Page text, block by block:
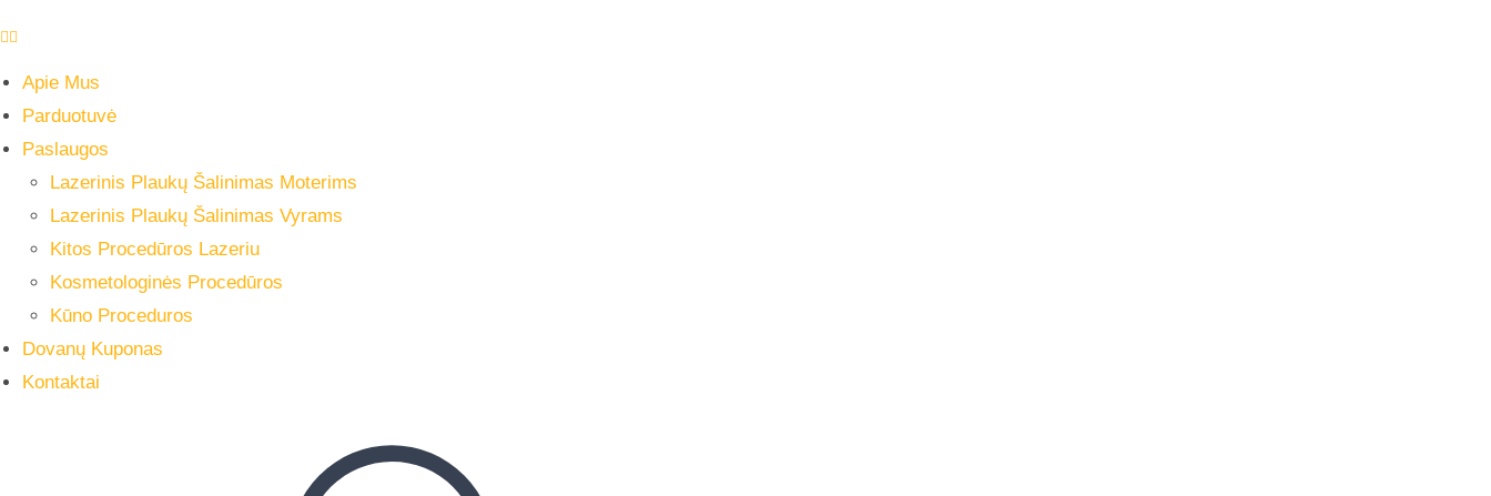
Apie Mus
Parduotuvė
Paslaugos
Lazerinis Plaukų Šalinimas Moterims
Lazerinis Plaukų Šalinimas Vyrams
Kitos Procedūros Lazeriu
Kosmetologinės Procedūros
Kūno Proceduros
Dovanų Kuponas
Kontaktai